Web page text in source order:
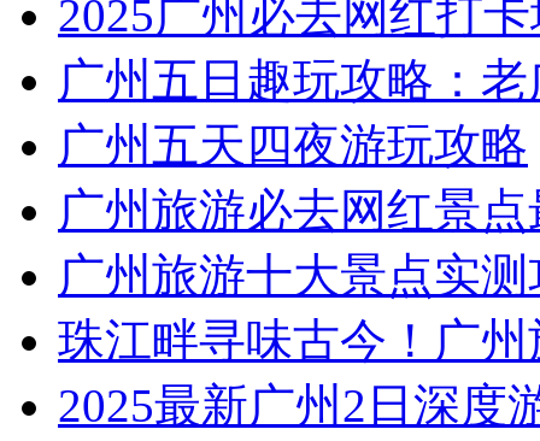
2025广州必去网红打
广州五日趣玩攻略：
广州五天四夜游玩攻略
广州旅游必去网红景
广州旅游十大景点实
珠江畔寻味古今！广
2025最新广州2日深度